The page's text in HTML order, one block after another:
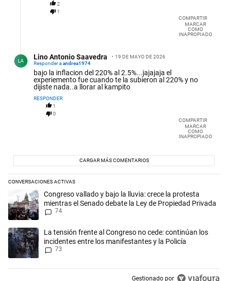
2
1
COMPARTIR
MARCAR
COMO
INAPROPIADO
LA Lino Antonio Saavedra
19 DE MAYO DE 2026
Responder aandrea1974
bajo la inflacion del 220% al 2.5%...jajajaja el
experiemento fue cuando te la subieron al 220% y no
dijiste nada..a llorar al kampito
RESPONDER
1
0
COMPARTIR
MARCAR
COMO
INAPROPIADO
CARGAR MÁS COMENTARIOS
CONVERSACIONES ACTIVAS
Un artículo de tendencia con el título "Congreso vallado y bajo la
Congreso vallado y bajo la lluvia: crece la protesta
mientras el Senado debate la Ley de Propiedad Privada
74
Un artículo de tendencia con el título "La tensión frente al Congreso
La tensión frente al Congreso no cede: continúan los
incidentes entre los manifestantes y la Policía
73
Gestionado por